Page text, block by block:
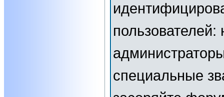
специальные